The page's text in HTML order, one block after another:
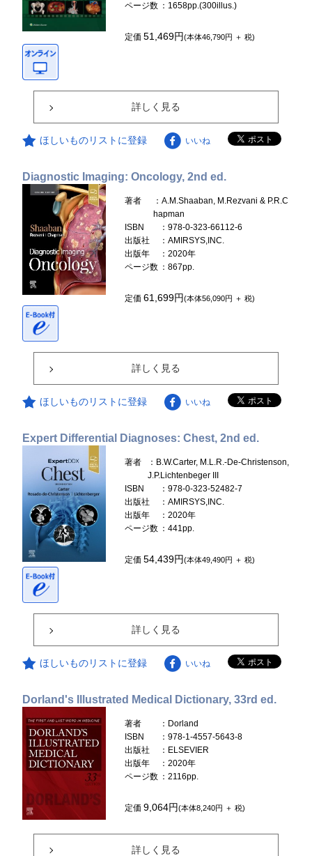
ページ数 ：1658pp.(300illus.)
定価51,469円(本体46,790円 ＋ 税)
詳しく見る
ほしいものリストに登録 いいね
Diagnostic Imaging: Oncology, 2nd ed.
著者
：A.M.Shaaban, M.Rezvani & P.R.C
hapman
ISBN
：978-0-323-66112-6
出版社
：AMIRSYS,INC.
出版年
：2020年
ページ数 ：867pp.
定価61,699円(本体56,090円 ＋ 税)
詳しく見る
ほしいものリストに登録 いいね
Expert Differential Diagnoses: Chest, 2nd ed.
著者
：B.W.Carter, M.L.R.-De-Christenson,
J.P.Lichtenbeger III
ISBN
：978-0-323-52482-7
出版社
：AMIRSYS,INC.
出版年
：2020年
ページ数 ：441pp.
定価54,439円(本体49,490円 ＋ 税)
詳しく見る
ほしいものリストに登録 いいね
Dorland's Illustrated Medical Dictionary, 33rd ed.
著者
：Dorland
ISBN
：978-1-4557-5643-8
出版社
：ELSEVIER
出版年
：2020年
ページ数 ：2116pp.
定価9,064円(本体8,240円 ＋ 税)
詳しく見る